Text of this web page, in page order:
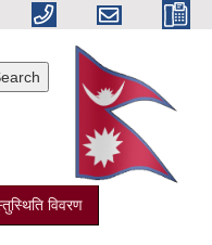
विवरण